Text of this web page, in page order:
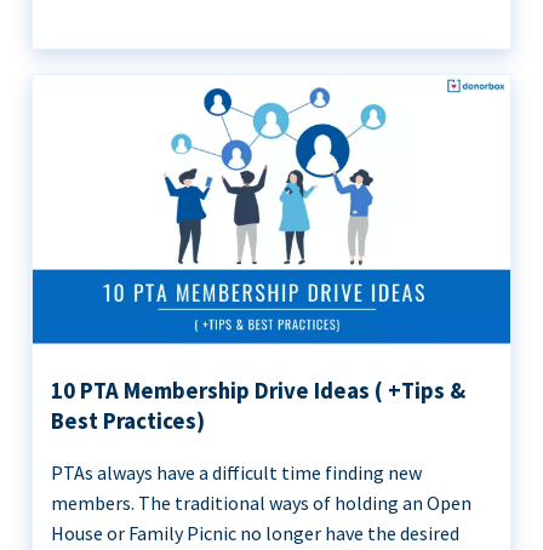
10 PTA Membership Drive Ideas ( +Tips &
Best Practices)
PTAs always have a difficult time finding new
members. The traditional ways of holding an Open
House or Family Picnic no longer have the desired